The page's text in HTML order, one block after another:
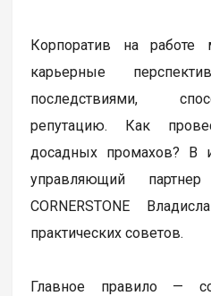
Корпоратив на
карьерные
последствиями,
репутацию. Как
досадных промахов? В
управляющий
CORNERSTONE
практических советов.
Главное правило —